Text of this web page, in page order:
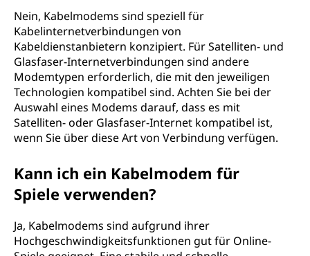
Nein, Kabelmodems sind speziell für
Kabelinternetverbindungen von
Kabeldienstanbietern konzipiert. Für Satelliten- und
Glasfaser-Internetverbindungen sind andere
Modemtypen erforderlich, die mit den jeweiligen
Technologien kompatibel sind. Achten Sie bei der
Auswahl eines Modems darauf, dass es mit
Satelliten- oder Glasfaser-Internet kompatibel ist,
wenn Sie über diese Art von Verbindung verfügen.
Kann ich ein Kabelmodem für
Spiele verwenden?
Ja, Kabelmodems sind aufgrund ihrer
Hochgeschwindigkeitsfunktionen gut für Online-